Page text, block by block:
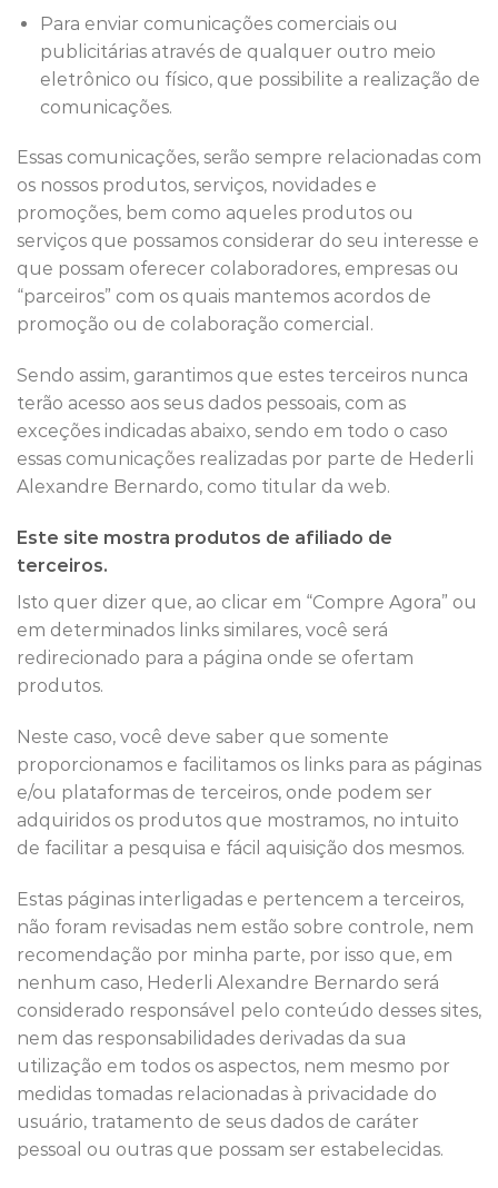
Para enviar comunicações comerciais ou
publicitárias através de qualquer outro meio
eletrônico ou físico, que possibilite a realização de
comunicações.
Essas comunicações, serão sempre relacionadas com
os nossos produtos, serviços, novidades e
promoções, bem como aqueles produtos ou
serviços que possamos considerar do seu interesse e
que possam oferecer colaboradores, empresas ou
“parceiros” com os quais mantemos acordos de
promoção ou de colaboração comercial.
Sendo assim, garantimos que estes terceiros nunca
terão acesso aos seus dados pessoais, com as
exceções indicadas abaixo, sendo em todo o caso
essas comunicações realizadas por parte de Hederli
Alexandre Bernardo, como titular da web.
Este site mostra produtos de afiliado de
terceiros.
Isto quer dizer que, ao clicar em “Compre Agora” ou
em determinados links similares, você será
redirecionado para a página onde se ofertam
produtos.
Neste caso, você deve saber que somente
proporcionamos e facilitamos os links para as páginas
e/ou plataformas de terceiros, onde podem ser
adquiridos os produtos que mostramos, no intuito
de facilitar a pesquisa e fácil aquisição dos mesmos.
Estas páginas interligadas e pertencem a terceiros,
não foram revisadas nem estão sobre controle, nem
recomendação por minha parte, por isso que, em
nenhum caso, Hederli Alexandre Bernardo será
considerado responsável pelo conteúdo desses sites,
nem das responsabilidades derivadas da sua
utilização em todos os aspectos, nem mesmo por
medidas tomadas relacionadas à privacidade do
usuário, tratamento de seus dados de caráter
pessoal ou outras que possam ser estabelecidas.